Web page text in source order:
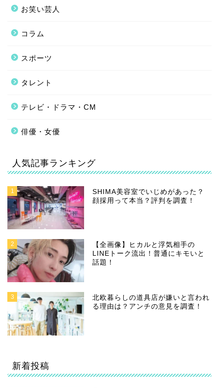
お笑い芸人
コラム
スポーツ
タレント
テレビ・ドラマ・CM
俳優・女優
人気記事ランキング
1
SHIMA美容室でいじめがあった？
顔採用って本当？評判を調査！
2
【全画像】ヒカルと浮気相手の
LINEトーク流出！普通にキモいと
話題！
3
北欧暮らしの道具店が嫌いと言われ
る理由は？アンチの意見を調査！
新着投稿